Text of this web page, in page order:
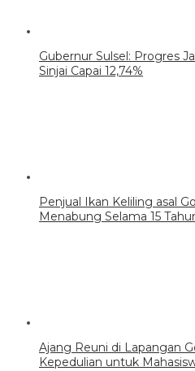
Gubernur Sulsel: Progres
Sinjai Capai 12,74%
Penjual Ikan Keliling asal
Menabung Selama 15
Ajang Reuni di Lapangan
Kepedulian untuk